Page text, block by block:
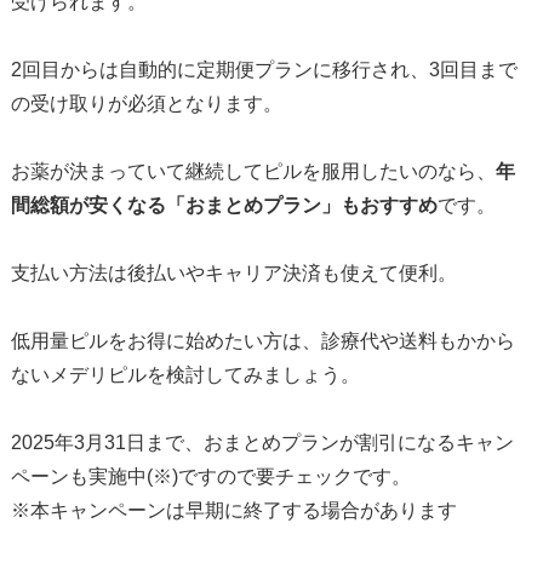
2回目からは自動的に定期便プランに移行され、3回目まで
の受け取りが必須となります。
お薬が決まっていて継続してピルを服用したいのなら、 年
間総額が安くなる「おまとめプラン」もおすすめです。
支払い方法は後払いやキャリア決済も使えて便利。
低用量ピルをお得に始めたい方は、診療代や送料もかから
ないメデリピルを検討してみましょう。
2025年3月31日まで、おまとめプランが割引になるキャン
ペーンも実施中(※)ですので要チェックです。
※本キャンペーンは早期に終了する場合があります